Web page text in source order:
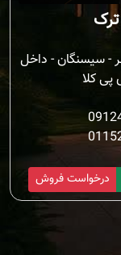
- سیسنگان - داخل
پی کلا
درخواست فروش